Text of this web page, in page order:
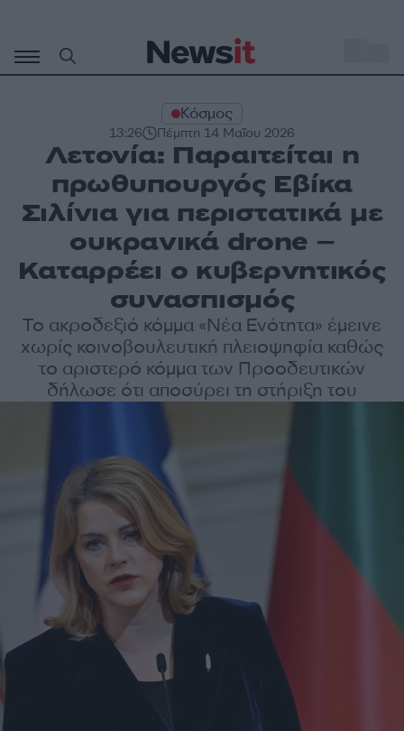
περιεχόμενο
Κόσμος
13:26 Πέμπτη 14 Μαΐου 2026
Λετονία: Παραιτείται η
πρωθυπουργός Εβίκα
Σιλίνια για περιστατικά με
ουκρανικά drone –
Καταρρέει ο κυβερνητικός
συνασπισμός
Το ακροδεξιό κόμμα «Νέα Ενότητα» έμεινε
χωρίς κοινοβουλευτική πλειοψηφία καθώς
το αριστερό κόμμα των Προοδευτικών
δήλωσε ότι αποσύρει τη στήριξη του